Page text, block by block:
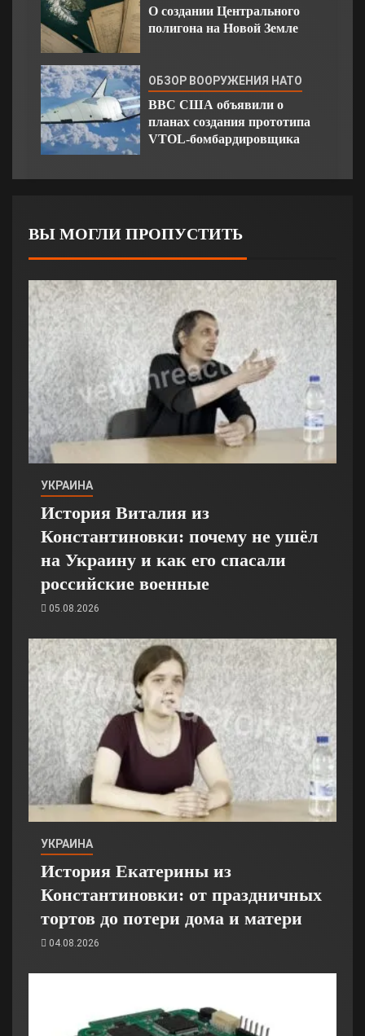
О создании Центрального
полигона на Новой Земле
ОБЗОР ВООРУЖЕНИЯ НАТО
ВВС США объявили о
планах создания прототипа
VTOL-бомбардировщика
ВЫ МОГЛИ ПРОПУСТИТЬ
УКРАИНА
История Виталия из
Константиновки: почему не ушёл
на Украину и как его спасали
российские военные
05.08.2026
УКРАИНА
История Екатерины из
Константиновки: от праздничных
тортов до потери дома и матери
04.08.2026